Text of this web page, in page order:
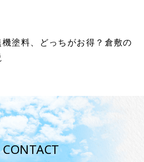
塗料、どっちがお得？倉敷の
CONTACT